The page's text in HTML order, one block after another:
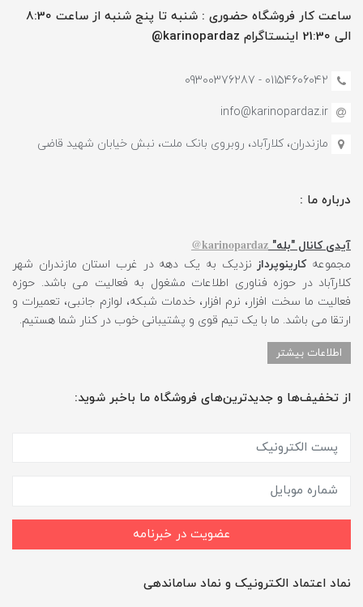
ساعت کار فروشگاه حضوری : شنبه تا پنج شنبه از ساعت 8:30
الی 21:30 اینستاگرام karinopardaz@
01154606042 - 09300376287
info@karinopardaz.ir
مازندران، کلارآباد، روبروی بانک ملت، نبش خیابان شهید قاضی
درباره ما :
آیدی کانال "بله" karinopardaz@
مجموعهکارینوپرداز نزدیک به یک دهه در غرب استان مازندران شهر
کلارآباد در حوزه فناوری اطلاعات مشغول به فعالیت می باشد. حوزه
فعالیت ما سخت افزار، نرم افزار، خدمات شبکه، لوازم جانبی، تعمیرات و
ارتقا می باشد. ما با یک تیم قوی و پشتیبانی خوب در کنار شما هستیم.
اطلاعات بیشتر
از تخفیف‌ها و جدیدترین‌های فروشگاه ما باخبر شوید:
عضویت در خبرنامه
نماد اعتماد الکترونیک و نماد ساماندهی